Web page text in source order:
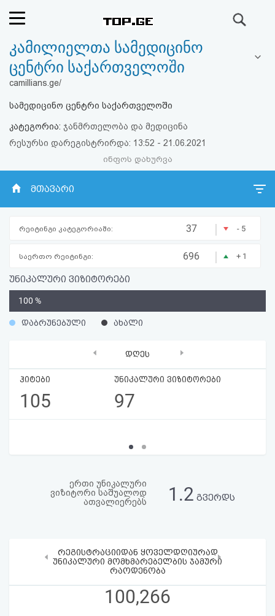
რეიტინგი
(მთავარი)
ფოსტა
კითხვა-
ავტორიზაცია
რეგისტრაცია
პაროლის
აღდგენა
სალიცენზიო
შეთანხმება
და
კამილიელთა სამედიცინო
ცენტრი საქართველოში
camillians.ge/
სამედიცინო ცენტრი საქართველოში
კატეგორია: ჯანმრთელობა და მედიცინა
რესურსი დარეგისტრირდა: 13:52 - 21.06.2021
ინფოს დახურვა
მთავარი
რეიტინგი კატეგორიაში: 37 | - 5
საერთო რეიტინგი: 696 | + 1
უნიკალური ვიზიტორები
%
100 %
დაბრუნებული ახალი
დღეს
ჰიტები
105
უნიკალური ვიზიტორები
97
‹ ›
ერთი უნიკალური
ვიზიტორი საშუალოდ
ათვალიერებს
1.2 გვერდს
რეგისტრაციიდან ყოველდღიურად
უნიკალური მომხმარებელბის ჯამური
რაოდენობა
100,266
‹ ›